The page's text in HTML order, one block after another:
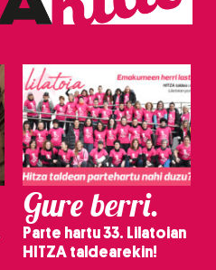
Gure berri.
Parte hartu 33. Lilatoian
HITZA taldearekin!